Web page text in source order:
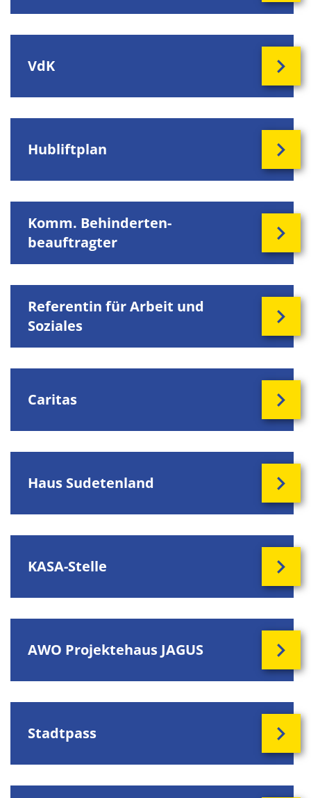
VdK
Hubliftplan
Komm. Behinderten-
beauftragter
Referentin für Arbeit und
Soziales
Caritas
Haus Sudetenland
KASA-Stelle
AWO Projektehaus JAGUS
Stadtpass